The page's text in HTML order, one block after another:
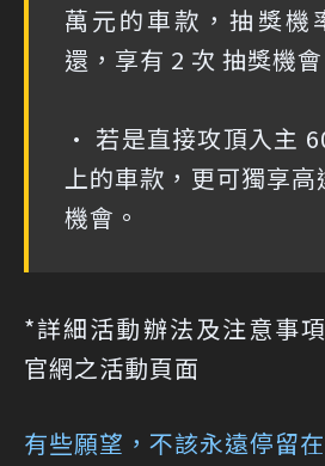
萬元的車款，抽獎機
還，享有 2 次 抽獎機會
• 若是直接攻頂入主
上的車款，更可獨享高
機會。
*詳細活動辦法及注意事
官網之活動頁面
有些願望，不該永遠停留